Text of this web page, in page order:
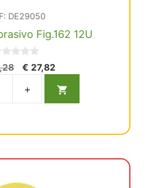
DE29050
Fig.162 12U
El
original
era:
€ 27,82El
actual
es:
4033
12U